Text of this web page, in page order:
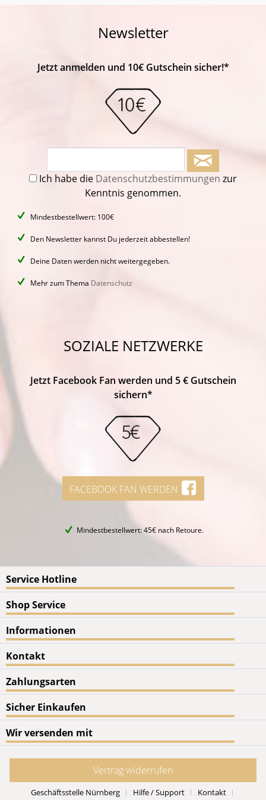
Newsletter
Jetzt anmelden und 10€ Gutschein sicher!*
Ich habe die Datenschutzbestimmungen zur
Kenntnis genommen.
Mindestbestellwert: 100€
Den Newsletter kannst Du jederzeit abbestellen!
Deine Daten werden nicht weitergegeben.
Mehr zum Thema Datenschutz
SOZIALE NETZWERKE
Jetzt Facebook Fan werden und 5 € Gutschein
sichern*
FACEBOOK FAN WERDEN
Mindestbestellwert: 45€ nach Retoure.
Service Hotline
Shop Service
Informationen
Kontakt
Zahlungsarten
Sicher Einkaufen
Wir versenden mit
Vertrag widerrufen
Geschäftsstelle Nürnberg Hilfe / Support Kontakt